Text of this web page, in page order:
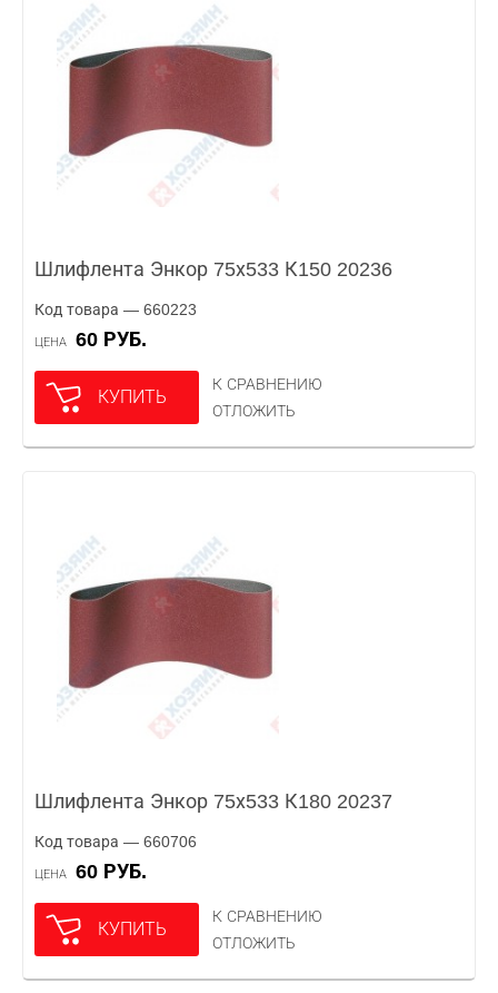
Шлифлента Энкор 75х533 К150 20236
Код товара — 660223
ЦЕНА 60 РУБ.
КУПИТЬ
К СРАВНЕНИЮ
ОТЛОЖИТЬ
Шлифлента Энкор 75х533 К180 20237
Код товара — 660706
ЦЕНА 60 РУБ.
КУПИТЬ
К СРАВНЕНИЮ
ОТЛОЖИТЬ